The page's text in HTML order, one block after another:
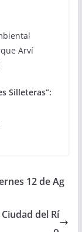
Arví
Silleteras”:
12 de Ag
del Rí